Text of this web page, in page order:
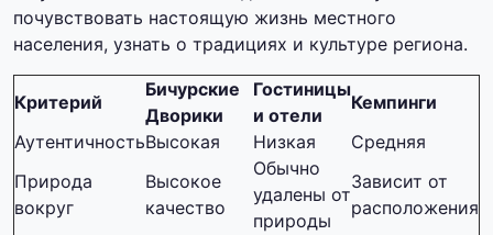
почувствовать настоящую жизнь местного
населения, узнать о традициях и культуре региона.
Критерий
Бичурские
Дворики
Гостиницы
и отели
Кемпинги
АутентичностьВысокая Низкая
Средняя
Природа
вокруг
Высокое
качество
Обычно
удалены от
природы
Зависит от
расположения